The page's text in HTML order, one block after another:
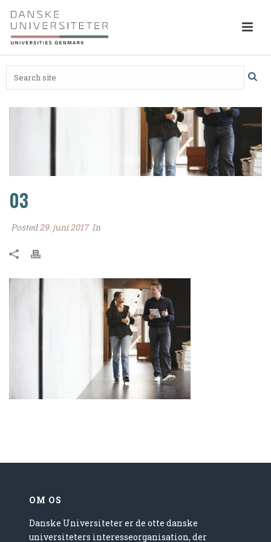
03
Posted29. juni 2017 In
OM OS
Danske Universiteter er de otte danske
universiteters interesseorganisation, der